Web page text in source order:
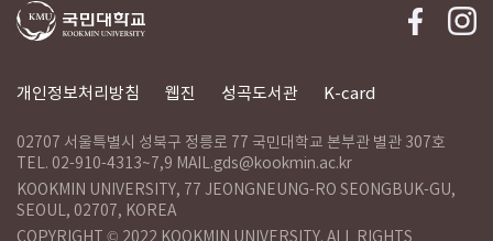
개인정보처리방침 웹진 성곡도서관 K-card
02707 서울특별시 성북구 정릉로 77 국민대학교 본부관 별관 307호
TEL. 02-910-4313~7,9 MAIL.gds@kookmin.ac.kr
KOOKMIN UNIVERSITY, 77 JEONGNEUNG-RO SEONGBUK-GU,
SEOUL, 02707, KOREA
COPYRIGHT © 2022 KOOKMIN UNIVERSITY. ALL RIGHTS